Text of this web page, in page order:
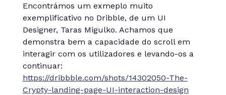
Encontrámos um exmeplo muito
exemplificativo no Dribble, de um UI
Designer, Taras Migulko. Achamos que
demonstra bem a capacidade do scroll em
interagir com os utilizadores e levando-os a
continuar:
https://dribbble.com/shots/14302050-The-
Crypty-landing-page-UI-interaction-design